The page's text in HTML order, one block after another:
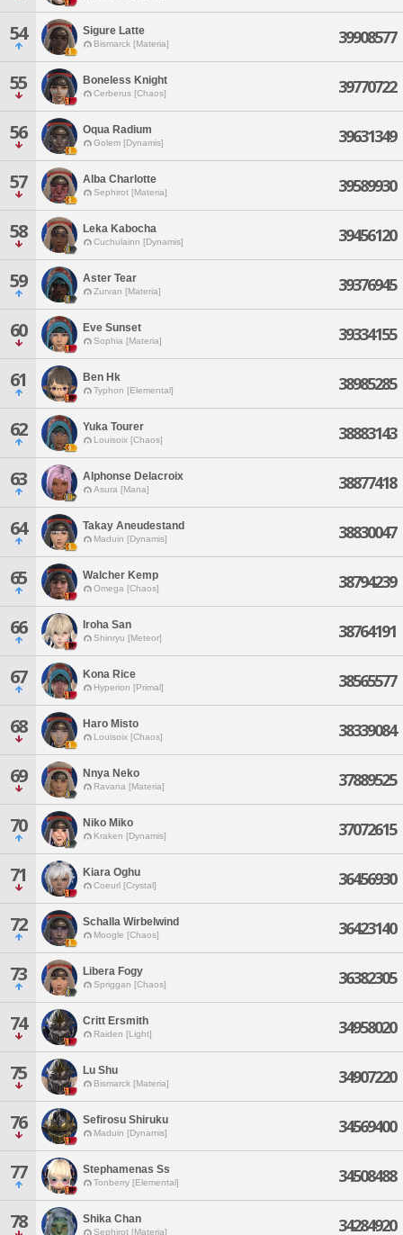
54 Sigure Latte
Bismarck [Materia] 39908577
55 Boneless Knight
Cerberus [Chaos] 39770722
56 Oqua Radium
Golem [Dynamis] 39631349
57 Alba Charlotte
Sephirot [Materia] 39589930
58 Leka Kabocha
Cuchulainn [Dynamis] 39456120
59 Aster Tear
Zurvan [Materia] 39376945
60 Eve Sunset
Sophia [Materia] 39334155
61 Ben Hk
Typhon [Elemental] 38985285
62 Yuka Tourer
Louisoix [Chaos] 38883143
63 Alphonse Delacroix
Asura [Mana] 38877418
64 Takay Aneudestand
Maduin [Dynamis] 38830047
65 Walcher Kemp
Omega [Chaos] 38794239
66 Iroha San
Shinryu [Meteor] 38764191
67 Kona Rice
Hyperion [Primal] 38565577
68 Haro Misto
Louisoix [Chaos] 38339084
69 Nnya Neko
Ravana [Materia] 37889525
70 Niko Miko
Kraken [Dynamis] 37072615
71 Kiara Oghu
Coeurl [Crystal] 36456930
72 Schalla Wirbelwind
Moogle [Chaos] 36423140
73 Libera Fogy
Spriggan [Chaos] 36382305
74 Critt Ersmith
Raiden [Light] 34958020
75 Lu Shu
Bismarck [Materia] 34907220
76 Sefirosu Shiruku
Maduin [Dynamis] 34569400
77 Stephamenas Ss
Tonberry [Elemental] 34508488
78 Shika Chan
Sephirot [Materia] 34284920